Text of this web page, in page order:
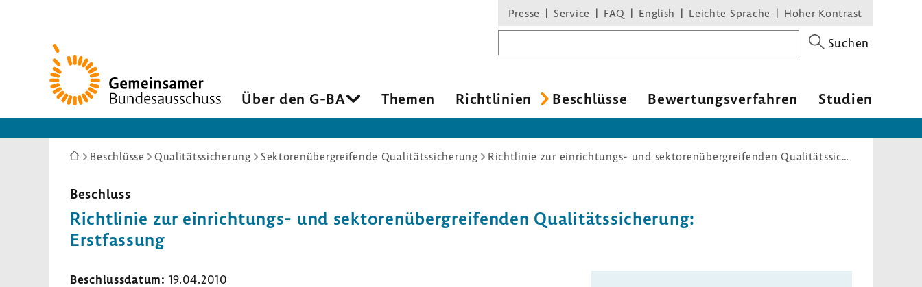
Zur
Startseite
Presse Service FAQ English Leichte Sprache Hoher Kontrast
Suchen
Über den G-BA Themen Richt­li­nien Beschlüsse Bewer­tungs­ver­fahren Studien
Sie
hier:
Beschlüsse Qualitätssicherung Sektorenübergreifende Qualitätssicherung Richtlinie zur einrichtungs- und sektorenübergreifenden Qualitätssicherung: Erstfassung
Beschluss
Richt­linie zur einrichtungs-​ und sekto­ren­über­grei­fenden Quali­täts­si­che­rung:
Erst­fas­sung
Beschluss­datum: 19.04.2010